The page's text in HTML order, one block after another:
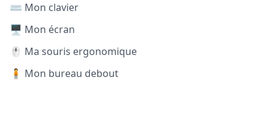
⌨️ Mon clavier
🖥️ Mon écran
🖱️ Ma souris ergonomique
🧍 Mon bureau debout